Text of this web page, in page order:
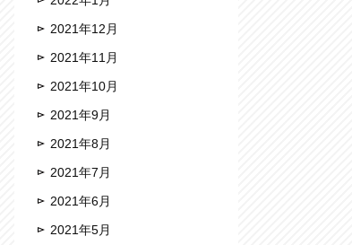
2021年12月
2021年11月
2021年10月
2021年9月
2021年8月
2021年7月
2021年6月
2021年5月